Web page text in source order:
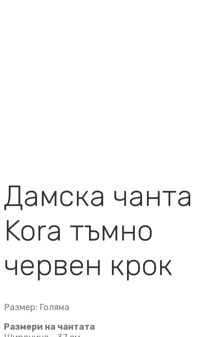
Дамска чанта
Kora тъмно
червен крок
Размер: Голяма
Размери на чантата